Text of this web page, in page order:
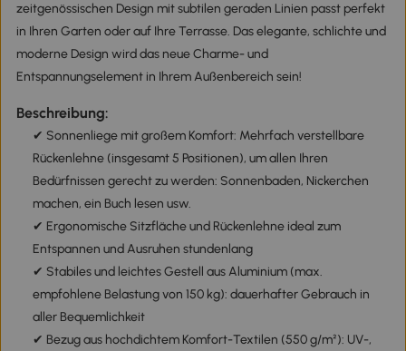
zeitgenössischen Design mit subtilen geraden Linien passt perfekt
in Ihren Garten oder auf Ihre Terrasse. Das elegante, schlichte und
moderne Design wird das neue Charme- und
Entspannungselement in Ihrem Außenbereich sein!
Beschreibung:
✔ Sonnenliege mit großem Komfort: Mehrfach verstellbare
Rückenlehne (insgesamt 5 Positionen), um allen Ihren
Bedürfnissen gerecht zu werden: Sonnenbaden, Nickerchen
machen, ein Buch lesen usw.
✔ Ergonomische Sitzfläche und Rückenlehne ideal zum
Entspannen und Ausruhen stundenlang
✔ Stabiles und leichtes Gestell aus Aluminium (max.
empfohlene Belastung von 150 kg): dauerhafter Gebrauch in
aller Bequemlichkeit
✔ Bezug aus hochdichtem Komfort-Textilen (550 g/m²): UV-,